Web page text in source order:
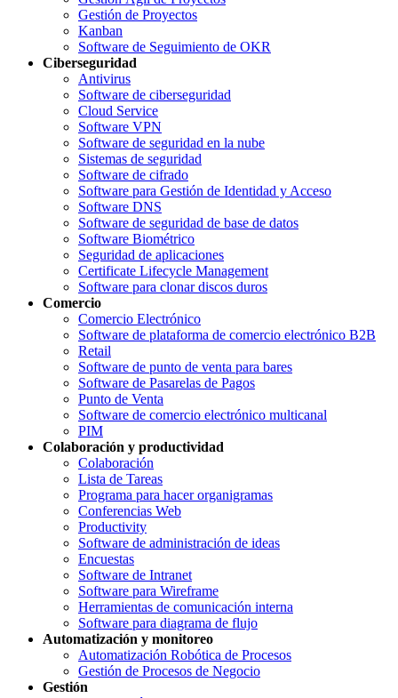
Gestión de Proyectos
Kanban
Software de Seguimiento de OKR
Ciberseguridad
Antivirus
Software de ciberseguridad
Cloud Service
Software VPN
Software de seguridad en la nube
Sistemas de seguridad
Software de cifrado
Software para Gestión de Identidad y Acceso
Software DNS
Software de seguridad de base de datos
Software Biométrico
Seguridad de aplicaciones
Certificate Lifecycle Management
Software para clonar discos duros
Comercio
Comercio Electrónico
Software de plataforma de comercio electrónico B2B
Retail
Software de punto de venta para bares
Software de Pasarelas de Pagos
Punto de Venta
Software de comercio electrónico multicanal
PIM
Colaboración y productividad
Colaboración
Lista de Tareas
Programa para hacer organigramas
Conferencias Web
Productivity
Software de administración de ideas
Encuestas
Software de Intranet
Software para Wireframe
Herramientas de comunicación interna
Software para diagrama de flujo
Automatización y monitoreo
Automatización Robótica de Procesos
Gestión de Procesos de Negocio
Gestión